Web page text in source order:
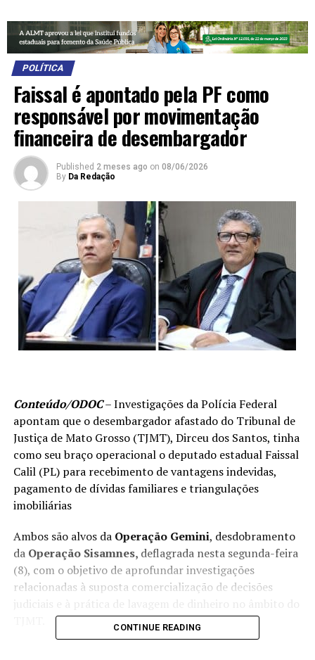
POLÍTICA
Faissal é apontado pela PF como
responsável por movimentação
financeira de desembargador
Published 2 meses ago on 08/06/2026
By Da Redação
Conteúdo/ODOC– Investigações da Polícia Federal
apontam que o desembargador afastado do Tribunal de
Justiça de Mato Grosso (TJMT), Dirceu dos Santos, tinha
como seu braço operacional o deputado estadual Faissal
Calil (PL) para recebimento de vantagens indevidas,
pagamento de dívidas familiares e triangulações
imobiliárias
Ambos são alvos daOperação Gemini, desdobramento
da Operação Sisamnes, deflagrada nesta segunda-feira
(8), com o objetivo de aprofundar investigações
relacionadas à suposta comercialização de decisões
CONTINUE READING